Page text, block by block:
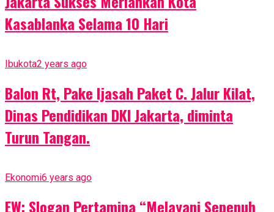
Kasablanka Selama 10 Hari
Ibukota2 years ago
Balon Rt, Pake Ijasah Paket C. Jalur Kilat,
Dinas Pendidikan DKI Jakarta, diminta
Turun Tangan.
Ekonomi6 years ago
EW: Slogan Pertamina “Melayani Sepenuh